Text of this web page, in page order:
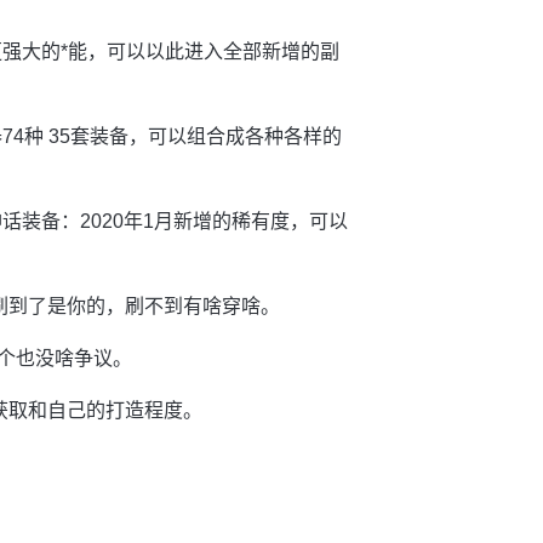
大的*能，可以以此进入全部新增的副
种 35套装备，可以组合成各种各样的
装备：2020年1月新增的稀有度，可以
了是你的，刷不到有啥穿啥。
也没啥争议。
和自己的打造程度。